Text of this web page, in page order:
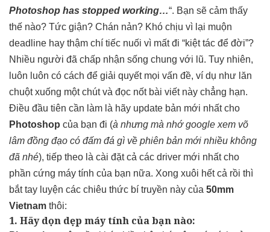
Photoshop has stopped working…“. Bạn sẽ cảm thấy
thế nào? Tức giận? Chán nản? Khó chịu vì lại muộn
deadline hay thậm chí tiếc nuối vì mất đi “kiệt tác để đời”?
Nhiều người đã chấp nhận sống chung với lũ. Tuy nhiên,
luôn luôn có cách để giải quyết mọi vấn đề, ví dụ như lăn
chuột xuống một chút và đọc nốt bài viết này chẳng hạn.
Điều đầu tiên cần làm là hãy update bản mới nhất cho
Photoshop của bạn đi (à nhưng mà nhớ google xem võ
lâm đồng đạo có đấm đá gì về phiên bản mới nhiều không
đã nhé), tiếp theo là cài đặt cả các driver mới nhất cho
phần cứng máy tính của bạn nữa. Xong xuôi hết cả rồi thì
bắt tay luyện các chiêu thức bí truyền này của 50mm
Vietnam thôi:
1. Hãy dọn dẹp máy tính của bạn nào: